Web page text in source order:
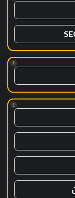
!
!